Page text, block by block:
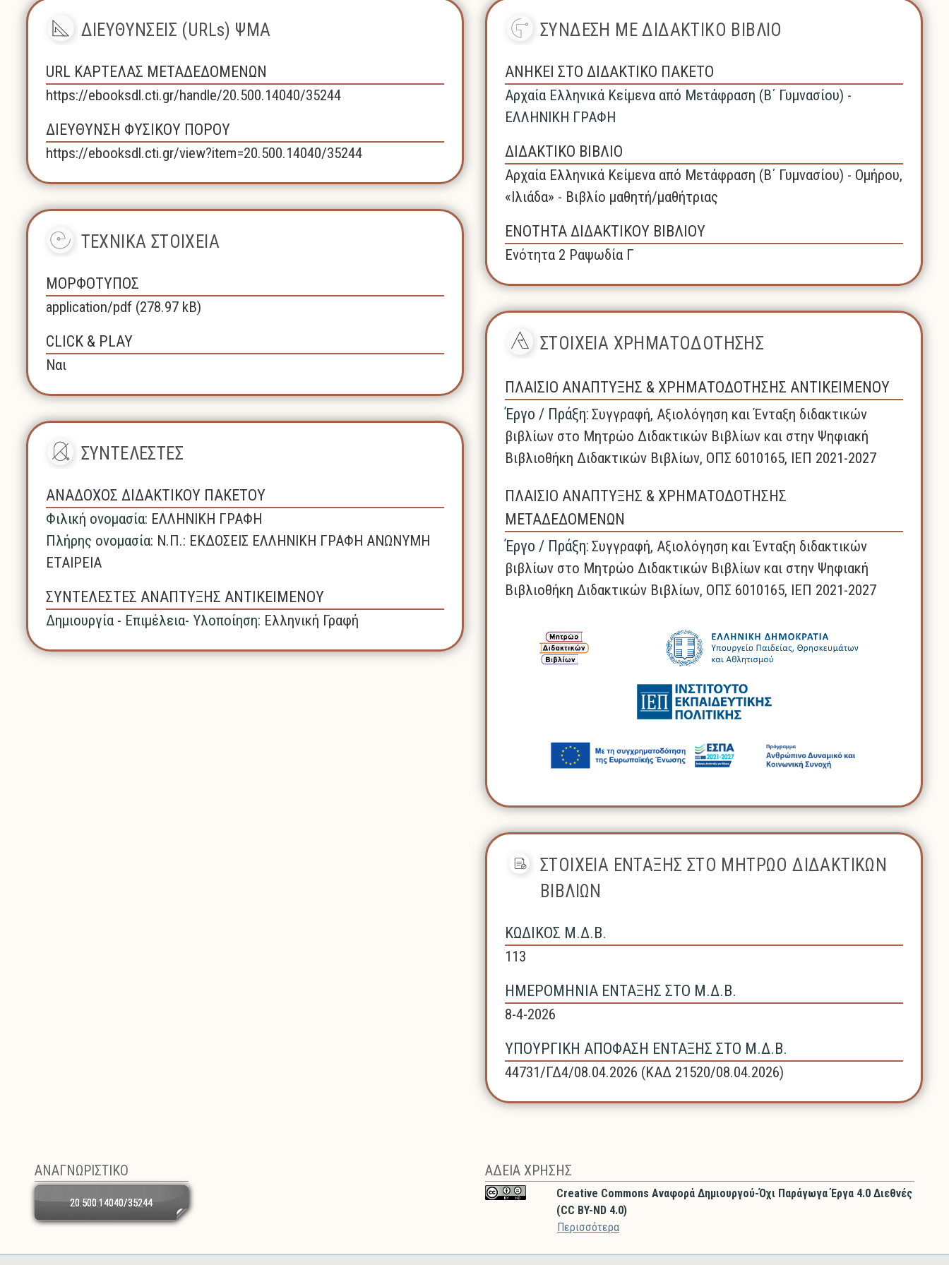
ΔΙΕΥΘΥΝΣΕΙΣ (URLs) ΨΜΑ
URL ΚΑΡΤΕΛΑΣ ΜΕΤΑΔΕΔΟΜΕΝΩΝ
https://ebooksdl.cti.gr/handle/20.500.14040/35244
ΔΙΕΥΘΥΝΣΗ ΦΥΣΙΚΟΥ ΠΟΡΟΥ
https://ebooksdl.cti.gr/view?item=20.500.14040/35244
ΤΕΧΝΙΚΑ ΣΤΟΙΧΕΙΑ
ΜΟΡΦΟΤΥΠΟΣ
application/pdf (278.97 kB)
CLICK & PLAY
Ναι
ΣΥΝΤΕΛΕΣΤΕΣ
ΑΝΑΔΟΧΟΣ ΔΙΔΑΚΤΙΚΟΥ ΠΑΚΕΤΟΥ
Φιλική ονομασία: ΕΛΛΗΝΙΚΗ ΓΡΑΦΗ
Πλήρης ονομασία: N.Π.: ΕΚΔΟΣΕΙΣ ΕΛΛΗΝΙΚΗ ΓΡΑΦΗ ΑΝΩΝΥΜΗ
ΕΤΑΙΡΕΙΑ
ΣΥΝΤΕΛΕΣΤΕΣ ΑΝΑΠΤΥΞΗΣ ΑΝΤΙΚΕΙΜΕΝΟΥ
Δημιουργία - Επιμέλεια- Υλοποίηση: Ελληνική Γραφή
ΣΥΝΔΕΣΗ ΜΕ ΔΙΔΑΚΤΙΚΟ ΒΙΒΛΙΟ
ΑΝΗΚΕΙ ΣΤΟ ΔΙΔΑΚΤΙΚΟ ΠΑΚΕΤΟ
Αρχαία Ελληνικά Κείμενα από Μετάφραση (Β΄ Γυμνασίου) -
ΕΛΛΗΝΙΚΗ ΓΡΑΦΗ
ΔΙΔΑΚΤΙΚΟ ΒΙΒΛΙΟ
Αρχαία Ελληνικά Κείμενα από Μετάφραση (Β΄ Γυμνασίου) - Ομήρου,
«Ιλιάδα» - Βιβλίο μαθητή/μαθήτριας
ΕΝΟΤΗΤΑ ΔΙΔΑΚΤΙΚΟΥ ΒΙΒΛΙΟΥ
Ενότητα 2 Ραψωδία Γ
ΣΤΟΙΧΕΙΑ ΧΡΗΜΑΤΟΔΟΤΗΣΗΣ
ΠΛΑΙΣΙΟ ΑΝΑΠΤΥΞΗΣ & ΧΡΗΜΑΤΟΔΟΤΗΣΗΣ ΑΝΤΙΚΕΙΜΕΝΟΥ
Έργο / Πράξη: Συγγραφή, Αξιολόγηση και Ένταξη διδακτικών
βιβλίων στο Μητρώο Διδακτικών Βιβλίων και στην Ψηφιακή
Βιβλιοθήκη Διδακτικών Βιβλίων, ΟΠΣ 6010165, ΙΕΠ 2021-2027
ΠΛΑΙΣΙΟ ΑΝΑΠΤΥΞΗΣ & ΧΡΗΜΑΤΟΔΟΤΗΣΗΣ
ΜΕΤΑΔΕΔΟΜΕΝΩΝ
Έργο / Πράξη: Συγγραφή, Αξιολόγηση και Ένταξη διδακτικών
βιβλίων στο Μητρώο Διδακτικών Βιβλίων και στην Ψηφιακή
Βιβλιοθήκη Διδακτικών Βιβλίων, ΟΠΣ 6010165, ΙΕΠ 2021-2027
ΣΤΟΙΧΕΙΑ ΕΝΤΑΞΗΣ ΣΤΟ ΜΗΤΡΩΟ ΔΙΔΑΚΤΙΚΩΝ
ΒΙΒΛΙΩΝ
ΚΩΔΙΚΟΣ Μ.Δ.Β.
113
ΗΜΕΡΟΜΗΝΙΑ ΕΝΤΑΞΗΣ ΣΤΟ Μ.Δ.Β.
8-4-2026
ΥΠΟΥΡΓΙΚΗ ΑΠΟΦΑΣΗ ΕΝΤΑΞΗΣ ΣΤΟ Μ.Δ.Β.
44731/ΓΔ4/08.04.2026 (ΚΑΔ 21520/08.04.2026)
ΑΝΑΓΝΩΡΙΣΤΙΚΟ
20.500.14040/35244
ΑΔΕΙΑ ΧΡΗΣΗΣ
Creative Commons Αναφορά Δημιουργού-Όχι Παράγωγα Έργα 4.0 Διεθνές
(CC BY-ND 4.0)
Περισσότερα